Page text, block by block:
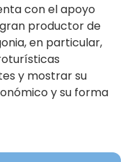
con el apoyo
productor de
en particular,
y mostrar su
y su forma